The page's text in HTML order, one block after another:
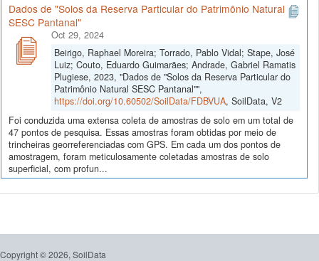
Dados de "Solos da Reserva Particular do Patrimônio Natural
SESC Pantanal"
Oct 29, 2024
Beirigo, Raphael Moreira; Torrado, Pablo Vidal; Stape, José
Luiz; Couto, Eduardo Guimarães; Andrade, Gabriel Ramatis
Plugiese, 2023, "Dados de "Solos da Reserva Particular do
Patrimônio Natural SESC Pantanal"",
https://doi.org/10.60502/SoilData/FDBVUA, SoilData, V2
Foi conduzida uma extensa coleta de amostras de solo em um total de
47 pontos de pesquisa. Essas amostras foram obtidas por meio de
trincheiras georreferenciadas com GPS. Em cada um dos pontos de
amostragem, foram meticulosamente coletadas amostras de solo
superficial, com profun...
Copyright © 2026, SoilData